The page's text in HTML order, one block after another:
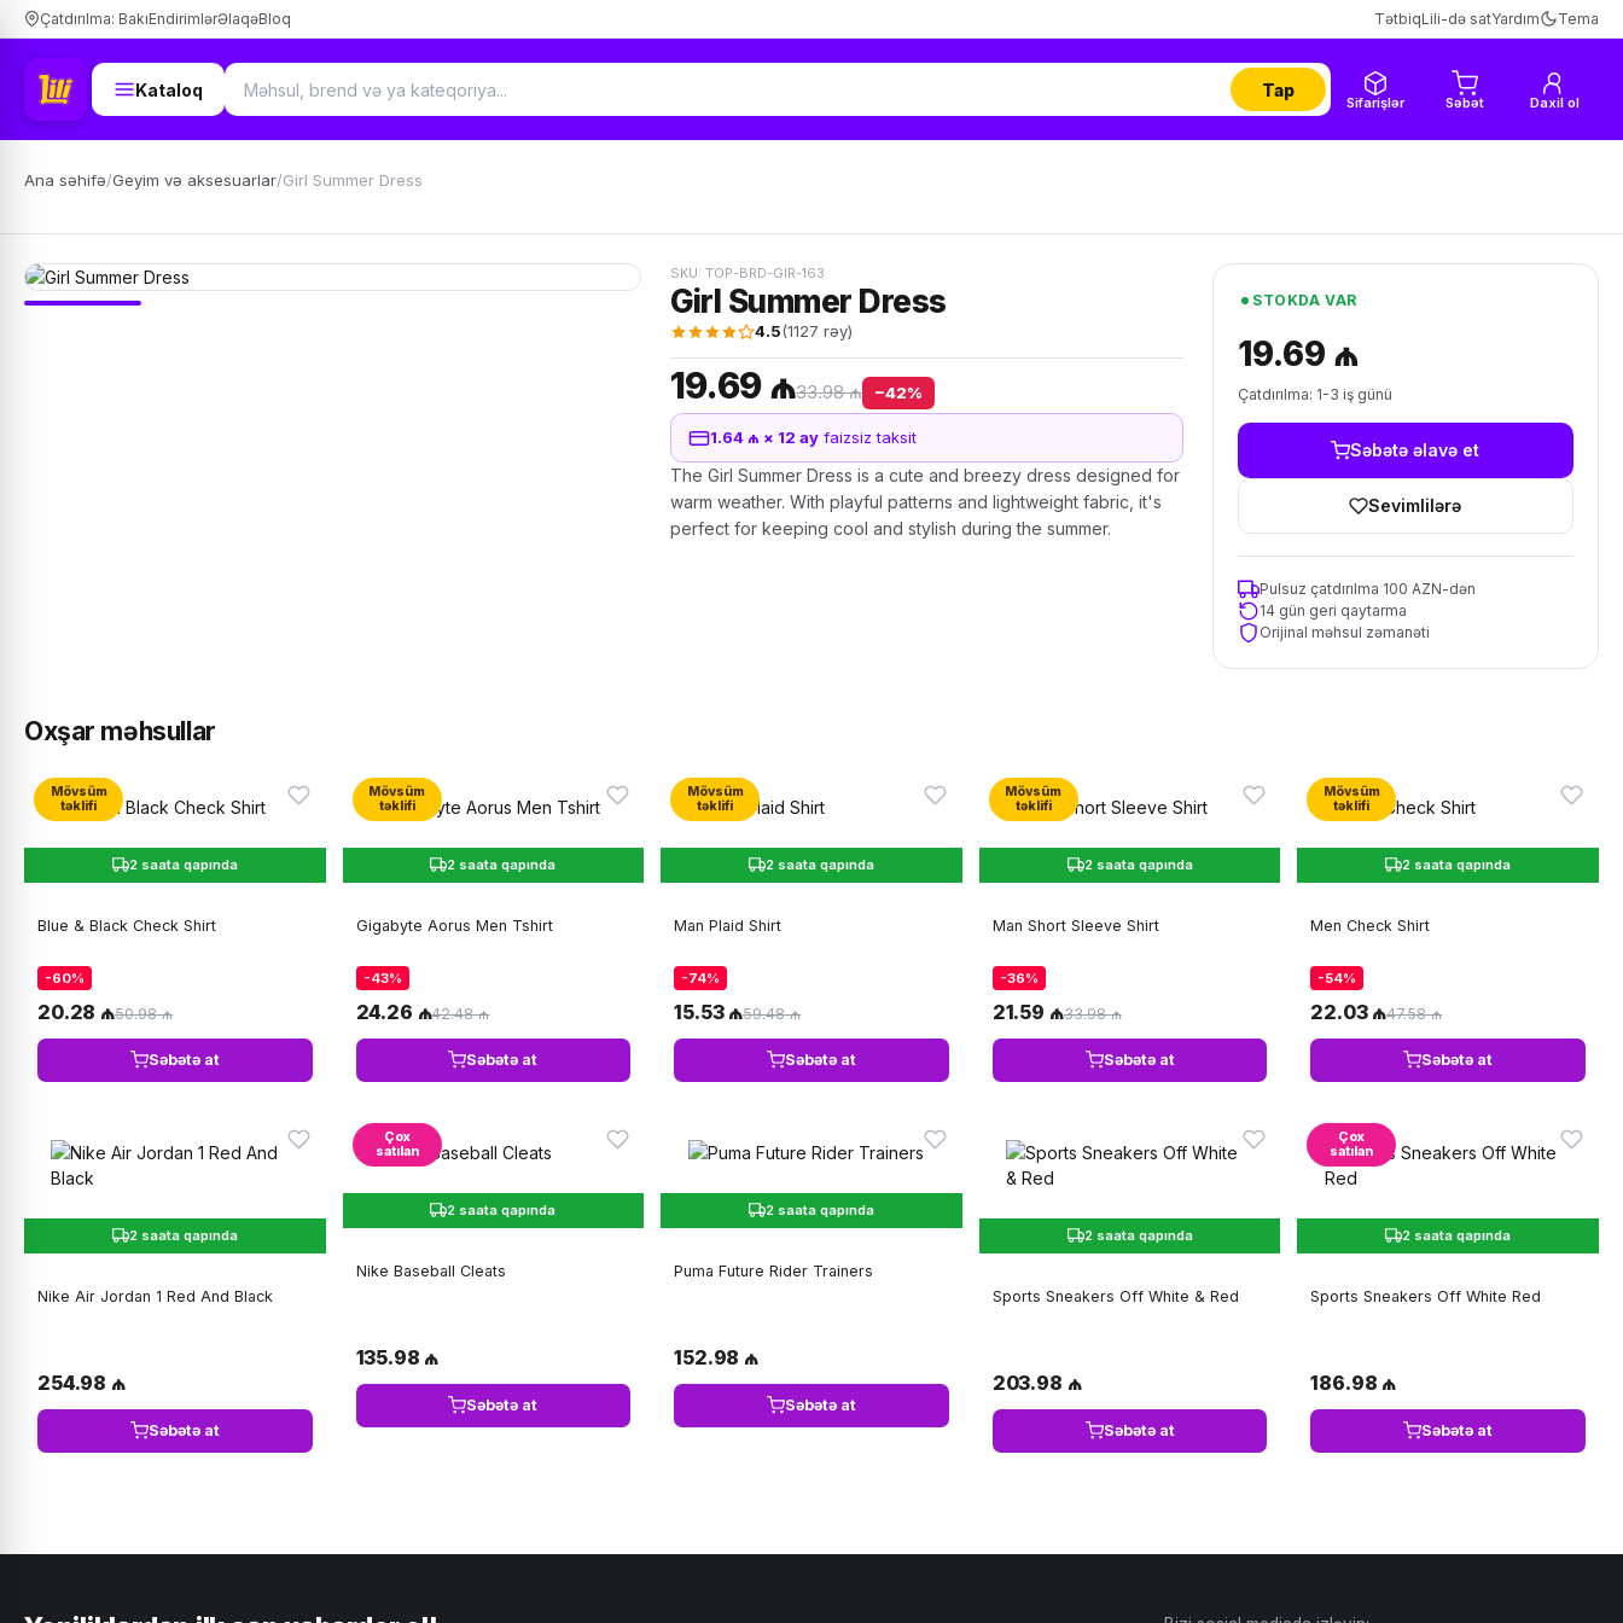
Çatdırılma: BakıEndirimlərƏlaqəBloq TətbiqLili-də satYardım Tema
Kataloq Tap
Sifarişlər Səbət Daxil ol
Ana səhifə/Geyim və aksesuarlar/Girl Summer Dress
SKU: TOP-BRD-GIR-163
Girl Summer Dress
4.5(1127 rəy)
19.69 ₼33.98 ₼ −42%
1.64 ₼ × 12 ayfaizsiz taksit
The Girl Summer Dress is a cute and breezy dress designed for
warm weather. With playful patterns and lightweight fabric, it's
perfect for keeping cool and stylish during the summer.
STOKDA VAR
19.69 ₼
Çatdırılma: 1-3 iş günü
Səbətə əlavə et
Sevimlilərə
Pulsuz çatdırılma 100 AZN-dən
14 gün geri qaytarma
Orijinal məhsul zəmanəti
Oxşar məhsullar
Mövsüm
təklifi
2 saata qapında
Blue & Black Check Shirt
-60%
20.28 ₼50.98 ₼
Səbətə at
Mövsüm
təklifi
2 saata qapında
Gigabyte Aorus Men Tshirt
-43%
24.26 ₼42.48 ₼
Səbətə at
Mövsüm
təklifi
2 saata qapında
Man Plaid Shirt
-74%
15.53 ₼59.48 ₼
Səbətə at
Mövsüm
təklifi
2 saata qapında
Man Short Sleeve Shirt
-36%
21.59 ₼33.98 ₼
Səbətə at
Mövsüm
təklifi
2 saata qapında
Men Check Shirt
-54%
22.03 ₼47.58 ₼
Səbətə at
2 saata qapında
Nike Air Jordan 1 Red And Black
254.98 ₼
Səbətə at
Çox
satılan
2 saata qapında
Nike Baseball Cleats
135.98 ₼
Səbətə at
2 saata qapında
Puma Future Rider Trainers
152.98 ₼
Səbətə at
2 saata qapında
Sports Sneakers Off White & Red
203.98 ₼
Səbətə at
Çox
satılan
2 saata qapında
Sports Sneakers Off White Red
186.98 ₼
Səbətə at